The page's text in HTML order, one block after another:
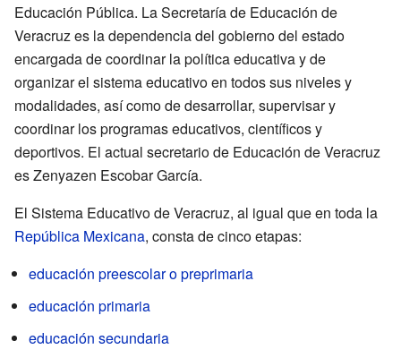
Educación Pública. La Secretaría de Educación de
Veracruz es la dependencia del gobierno del estado
encargada de coordinar la política educativa y de
organizar el sistema educativo en todos sus niveles y
modalidades, así como de desarrollar, supervisar y
coordinar los programas educativos, científicos y
deportivos. El actual secretario de Educación de Veracruz
es Zenyazen Escobar García.
El Sistema Educativo de Veracruz, al igual que en toda la
República Mexicana, consta de cinco etapas:
educación preescolar o preprimaria
educación primaria
educación secundaria